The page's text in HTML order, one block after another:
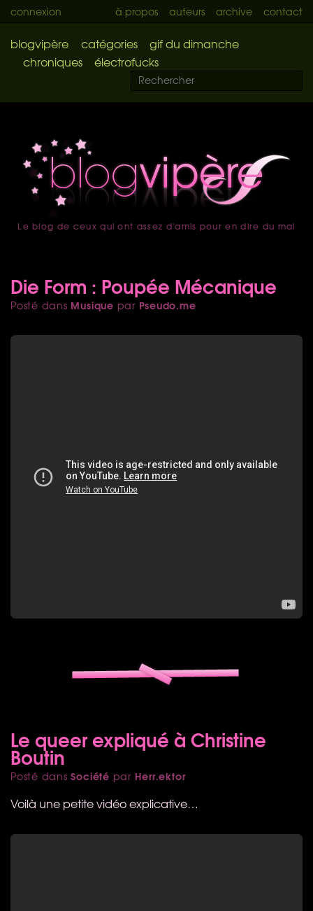
connexion à propos auteurs archive contact
blogvipère catégories
gif du dimanche
chroniques
électrofucks
accueil
Le blog de ceux qui ont assez d'amis pour en dire du mal
Die Form : Poupée Mécanique
Posté dans Musique par Pseudo.me
Le queer expliqué à Christine
Boutin
Posté dansSociété par Herr.ektor
Voilà une petite vidéo explicative…